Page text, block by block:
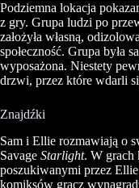
Podziemna lokacja
z gry. Grupa ludzi po
założyła własną,
społeczność. Grupa była
wyposażona. Niestety
drzwi, przez które wdarli
Znajdźki
Sam i Ellie rozmawiają o
Savage Starlight. W grach
poszukiwanymi przez
komiksów gracz